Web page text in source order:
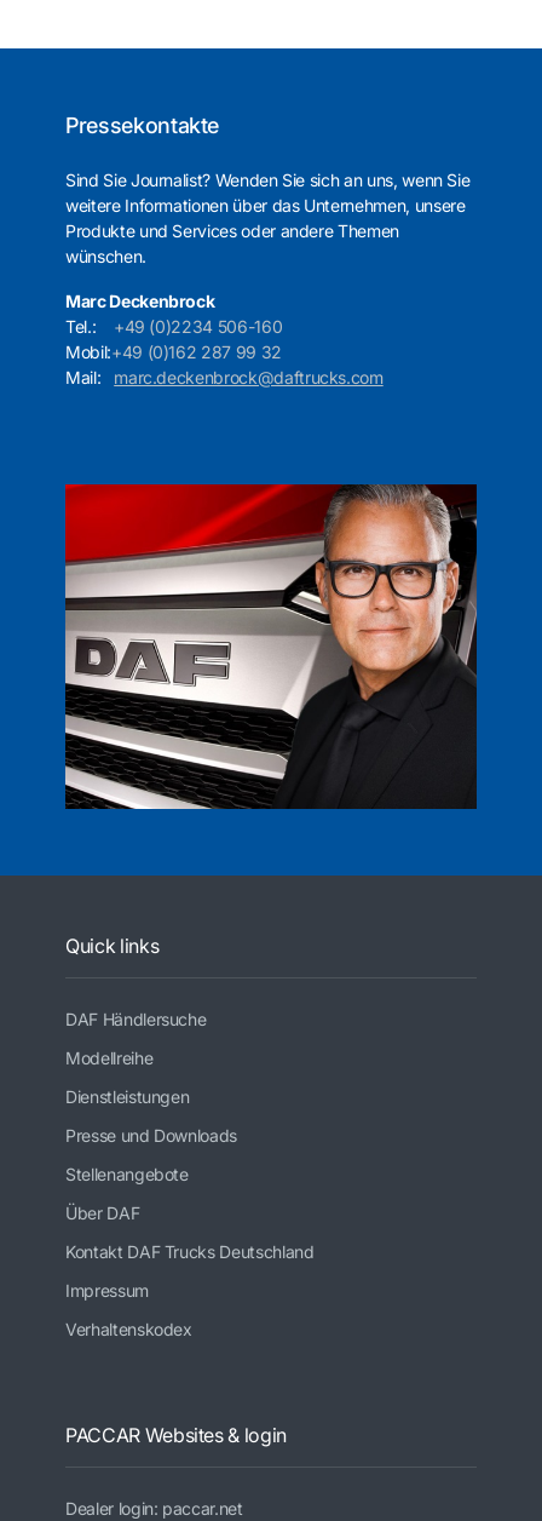
Pressekontakte
Sind Sie Journalist? Wenden Sie sich an uns, wenn Sie
weitere Informationen über das Unternehmen, unsere
Produkte und Services oder andere Themen
wünschen.
Marc Deckenbrock
Tel.: +49 (0)2234 506-160
Mobil:+49 (0)162 287 99 32
Mail: marc.deckenbrock@daftrucks.com
Quick links
DAF Händlersuche
Modellreihe
Dienstleistungen
Presse und Downloads
Stellenangebote
Über DAF
Kontakt DAF Trucks Deutschland
Impressum
Verhaltenskodex
PACCAR Websites & login
Dealer login: paccar.net